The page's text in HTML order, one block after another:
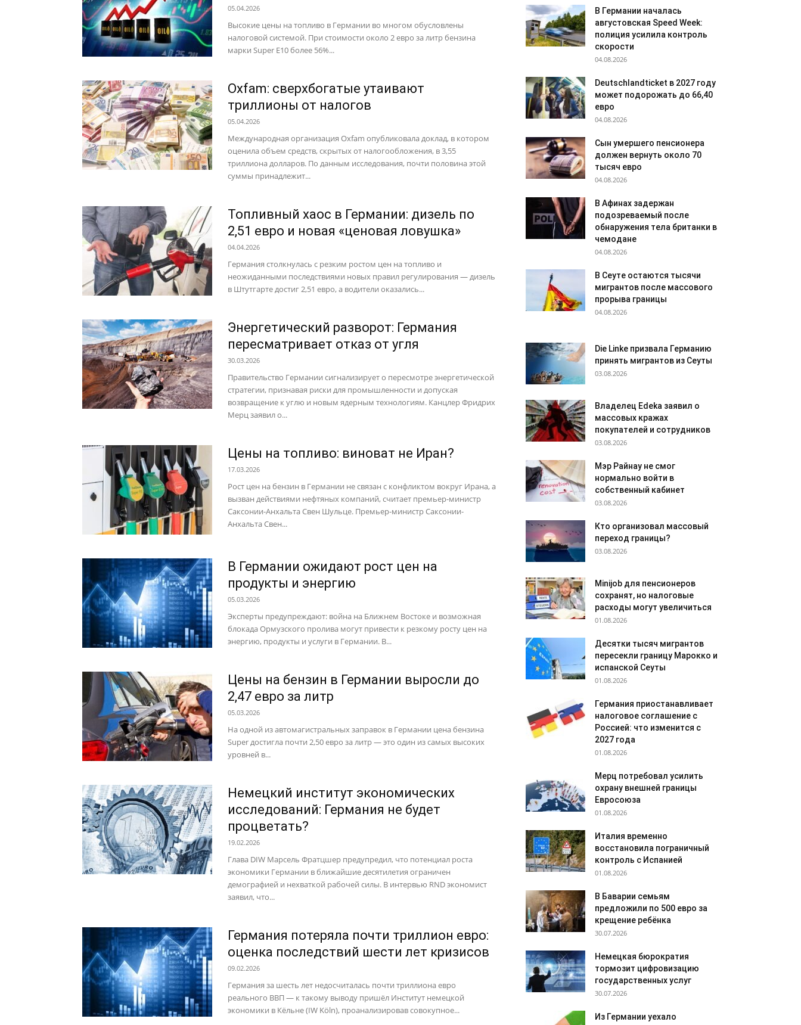
05.04.2026
Высокие цены на топливо в Германии во многом обусловлены
налоговой системой. При стоимости около 2 евро за литр бензина
марки Super E10 более 56%...
Oxfam: сверхбогатые утаивают
триллионы от налогов
05.04.2026
Международная организация Oxfam опубликовала доклад, в котором
оценила объем средств, скрытых от налогообложения, в 3,55
триллиона долларов. По данным исследования, почти половина этой
суммы принадлежит...
Топливный хаос в Германии: дизель по
2,51 евро и новая «ценовая ловушка»
04.04.2026
Германия столкнулась с резким ростом цен на топливо и
неожиданными последствиями новых правил регулирования — дизель
в Штутгарте достиг 2,51 евро, а водители оказались...
Энергетический разворот: Германия
пересматривает отказ от угля
30.03.2026
Правительство Германии сигнализирует о пересмотре энергетической
стратегии, признавая риски для промышленности и допуская
возвращение к углю и новым ядерным технологиям. Канцлер Фридрих
Мерц заявил о...
Цены на топливо: виноват не Иран?
17.03.2026
Рост цен на бензин в Германии не связан с конфликтом вокруг Ирана, а
вызван действиями нефтяных компаний, считает премьер-министр
Саксонии-Анхальта Свен Шульце. Премьер-министр Саксонии-
Анхальта Свен...
В Германии ожидают рост цен на
продукты и энергию
05.03.2026
Эксперты предупреждают: война на Ближнем Востоке и возможная
блокада Ормузского пролива могут привести к резкому росту цен на
энергию, продукты и услуги в Германии. В...
Цены на бензин в Германии выросли до
2,47 евро за литр
05.03.2026
На одной из автомагистральных заправок в Германии цена бензина
Super достигла почти 2,50 евро за литр — это один из самых высоких
уровней в...
Немецкий институт экономических
исследований: Германия не будет
процветать?
19.02.2026
Глава DIW Марсель Фратцшер предупредил, что потенциал роста
экономики Германии в ближайшие десятилетия ограничен
демографией и нехваткой рабочей силы. В интервью RND экономист
заявил, что...
Германия потеряла почти триллион евро:
оценка последствий шести лет кризисов
09.02.2026
Германия за шесть лет недосчиталась почти триллиона евро
реального ВВП — к такому выводу пришёл Институт немецкой
экономики в Кёльне (IW Köln), проанализировав совокупное...
В Германии началась
августовская Speed Week:
полиция усилила контроль
скорости
04.08.2026
Deutschlandticket в 2027 году
может подорожать до 66,40
евро
04.08.2026
Сын умершего пенсионера
должен вернуть около 70
тысяч евро
04.08.2026
В Афинах задержан
подозреваемый после
обнаружения тела британки в
чемодане
04.08.2026
В Сеуте остаются тысячи
мигрантов после массового
прорыва границы
04.08.2026
Die Linke призвала Германию
принять мигрантов из Сеуты
03.08.2026
Владелец Edeka заявил о
массовых кражах
покупателей и сотрудников
03.08.2026
Мэр Райнау не смог
нормально войти в
собственный кабинет
03.08.2026
Кто организовал массовый
переход границы?
03.08.2026
Minijob для пенсионеров
сохранят, но налоговые
расходы могут увеличиться
01.08.2026
Десятки тысяч мигрантов
пересекли границу Марокко и
испанской Сеуты
01.08.2026
Германия приостанавливает
налоговое соглашение с
Россией: что изменится с
2027 года
01.08.2026
Мерц потребовал усилить
охрану внешней границы
Евросоюза
01.08.2026
Италия временно
восстановила пограничный
контроль с Испанией
01.08.2026
В Баварии семьям
предложили по 500 евро за
крещение ребёнка
30.07.2026
Немецкая бюрократия
тормозит цифровизацию
государственных услуг
30.07.2026
Из Германии уехало